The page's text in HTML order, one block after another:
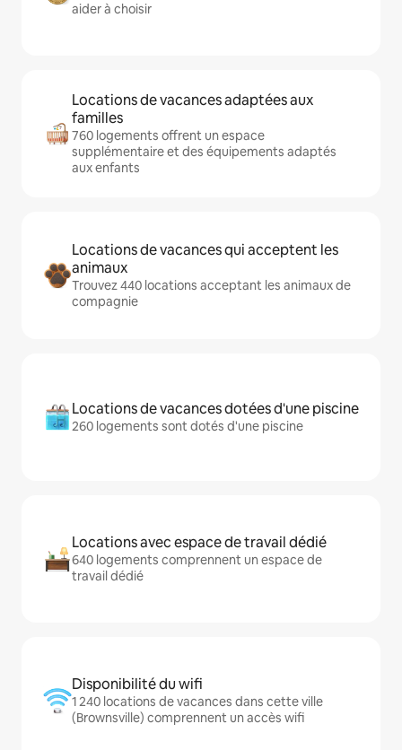
aider à choisir
Locations de vacances adaptées aux
familles
760 logements offrent un espace
supplémentaire et des équipements adaptés
aux enfants
Locations de vacances qui acceptent les
animaux
Trouvez 440 locations acceptant les animaux de
compagnie
Locations de vacances dotées d'une piscine
260 logements sont dotés d'une piscine
Locations avec espace de travail dédié
640 logements comprennent un espace de
travail dédié
Disponibilité du wifi
1 240 locations de vacances dans cette ville
(Brownsville) comprennent un accès wifi